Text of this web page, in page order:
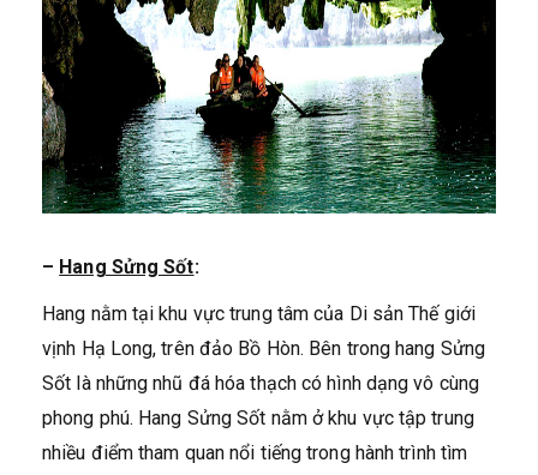
– Hang Sửng Sốt:
Hang nằm tại khu vực trung tâm của Di sản Thế giới
vịnh Hạ Long, trên đảo Bồ Hòn. Bên trong hang Sửng
Sốt là những nhũ đá hóa thạch có hình dạng vô cùng
phong phú. Hang Sửng Sốt nằm ở khu vực tập trung
nhiều điểm tham quan nổi tiếng trong hành trình tìm